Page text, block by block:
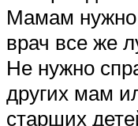
Мамам нужно
врач все же
Не нужно
других мам
старших